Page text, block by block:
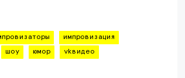
импровизация
шоу юмор vkвидео